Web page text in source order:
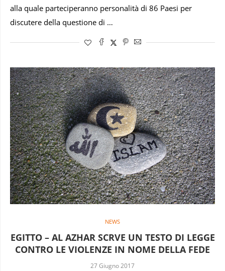
alla quale parteciperanno personalità di 86 Paesi per
discutere della questione di …
NEWS
EGITTO – AL AZHAR SCRVE UN TESTO DI LEGGE
CONTRO LE VIOLENZE IN NOME DELLA FEDE
27 Giugno 2017